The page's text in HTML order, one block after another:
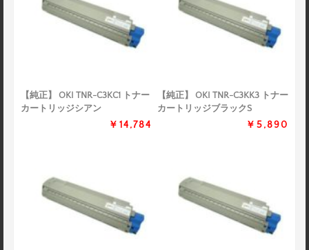
【純正】 OKI TNR-C3KC1 トナー
カートリッジシアン
￥14,784
【純正】 OKI TNR-C3KK3 トナー
カートリッジブラックS
￥5,890